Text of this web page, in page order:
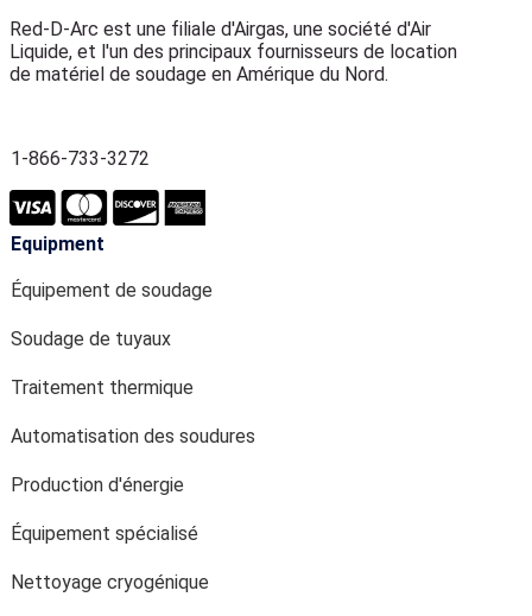
Red-D-Arc est une filiale d'Airgas, une société d'Air
Liquide, et l'un des principaux fournisseurs de location
de matériel de soudage en Amérique du Nord.
1-866-733-3272
Equipment
Équipement de soudage
Soudage de tuyaux
Traitement thermique
Automatisation des soudures
Production d'énergie
Équipement spécialisé
Nettoyage cryogénique